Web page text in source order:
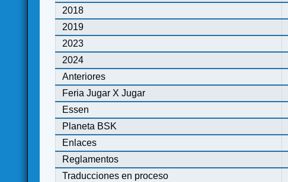
2018
2019
2023
2024
Anteriores
Feria Jugar X Jugar
Essen
Planeta BSK
Enlaces
Reglamentos
Traducciones en proceso